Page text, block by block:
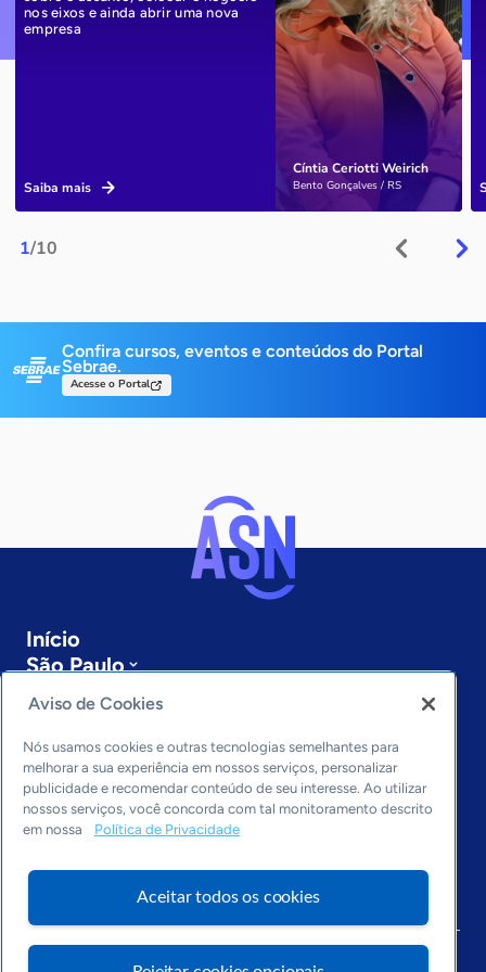
1/10
Cíntia Ceriotti Weirich
Bento Gonçalves / RS
nos eixos e ainda abrir uma nova
empresa
Saiba mais
Confira cursos, eventos e conteúdos do Portal
Sebrae.
Acesse o Portal
Início
São Paulo
Sobre a ASN
Últimas notícias
Entre em contato
Editorias
Economia & Política
Inovação & Tecnologia
Cultura empreendedora
Arquivo
Aviso de Cookies
Nós usamos cookies e outras tecnologias semelhantes para
melhorar a sua experiência em nossos serviços, personalizar
publicidade e recomendar conteúdo de seu interesse. Ao utilizar
nossos serviços, você concorda com tal monitoramento descrito
em nossa
Política de Privacidade
Aceitar todos os cookies